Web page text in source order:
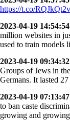
https://t.co/
2023-04-19 14:54:54
million websites in
used to train
2023-04-19 09:34:32
Groups of Jews in
Germans. It lasted
2023-04-19 07:13:47
to ban caste
growing and